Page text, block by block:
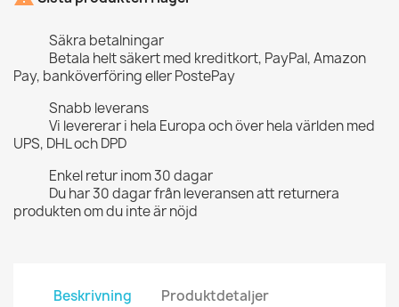
Säkra betalningar
Betala helt säkert med kreditkort, PayPal, Amazon
Pay, banköverföring eller PostePay
Snabb leverans
Vi levererar i hela Europa och över hela världen med
UPS, DHL och DPD
Enkel retur inom 30 dagar
Du har 30 dagar från leveransen att returnera
produkten om du inte är nöjd
Beskrivning
Produktdetaljer